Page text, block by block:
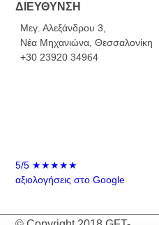
ΔΙΕΥΘΥΝΣΗ
Μεγ. Αλεξάνδρου 3,
Νέα Μηχανιώνα, Θεσσαλονίκη
+30 23920 34964
5/5 ★★★★★
αξιολογήσεις στο Google